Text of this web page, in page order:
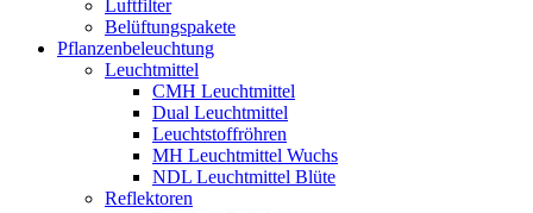
Luftfilter
Belüftungspakete
Pflanzenbeleuchtung
Leuchtmittel
CMH Leuchtmittel
Dual Leuchtmittel
Leuchtstoffröhren
MH Leuchtmittel Wuchs
NDL Leuchtmittel Blüte
Reflektoren